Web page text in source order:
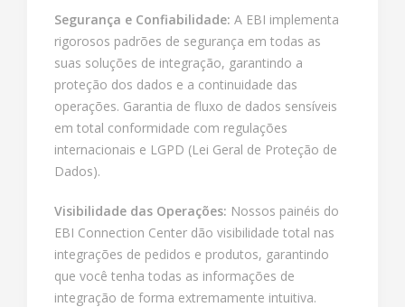
Segurança e Confiabilidade: A EBI implementa
rigorosos padrões de segurança em todas as
suas soluções de integração, garantindo a
proteção dos dados e a continuidade das
operações. Garantia de fluxo de dados sensíveis
em total conformidade com regulações
internacionais e LGPD (Lei Geral de Proteção de
Dados).
Visibilidade das Operações: Nossos painéis do
EBI Connection Center dão visibilidade total nas
integrações de pedidos e produtos, garantindo
que você tenha todas as informações de
integração de forma extremamente intuitiva.